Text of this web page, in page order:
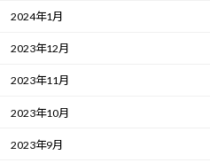
2024年1月
2023年12月
2023年11月
2023年10月
2023年9月